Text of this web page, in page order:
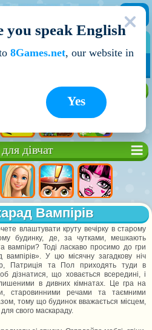
дівчат
Вампірів
влаштувати круту вечірку в старому
будинку, де, за чутками, мешкають
вампіри? Тоді ласкаво просимо до гри
вампірів». У цю місячну загадкову ніч
Патриція та Пол приходять туди в
дізнатися, що ховається всередині, і
в дивних кімнатах. Це гра на
старовинними речами та таємними
тому що будинок вважається місцем,
свого маскараду.
you speak English
8Games.net, our website in
Yes